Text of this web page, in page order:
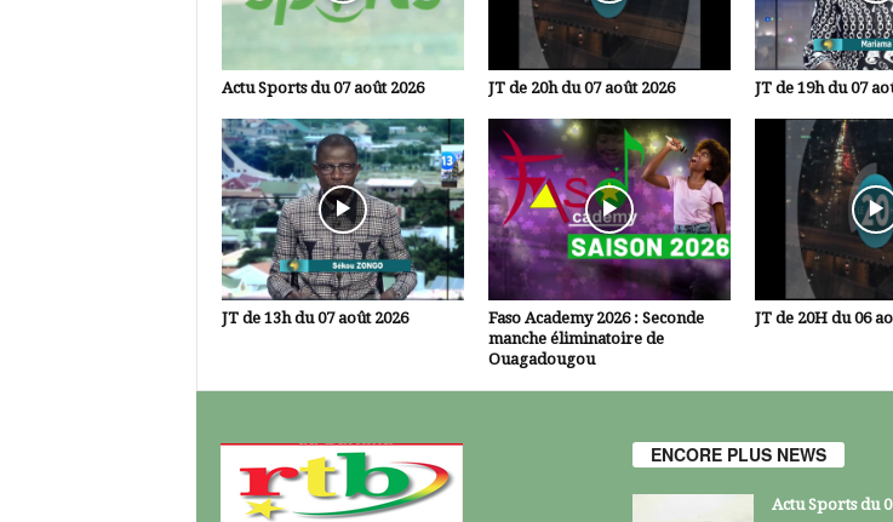
Actu Sports du 07 août 2026 JT de 20h du 07 août 2026 JT de 19h du 07
JT de 13h du 07 août 2026
Faso Academy 2026 : Seconde
manche éliminatoire de
Ouagadougou
JT de 20H du 06
ENCORE PLUS NEWS
Actu Sports du